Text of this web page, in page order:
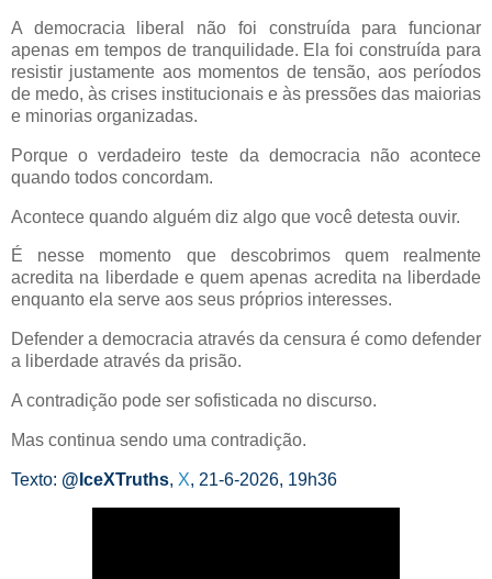
A democracia liberal não foi construída para funcionar
apenas em tempos de tranquilidade. Ela foi construída para
resistir justamente aos momentos de tensão, aos períodos
de medo, às crises institucionais e às pressões das maiorias
e minorias organizadas.
Porque o verdadeiro teste da democracia não acontece
quando todos concordam.
Acontece quando alguém diz algo que você detesta ouvir.
É nesse momento que descobrimos quem realmente
acredita na liberdade e quem apenas acredita na liberdade
enquanto ela serve aos seus próprios interesses.
Defender a democracia através da censura é como defender
a liberdade através da prisão.
A contradição pode ser sofisticada no discurso.
Mas continua sendo uma contradição.
Texto: @IceXTruths, X, 21-6-2026, 19h36